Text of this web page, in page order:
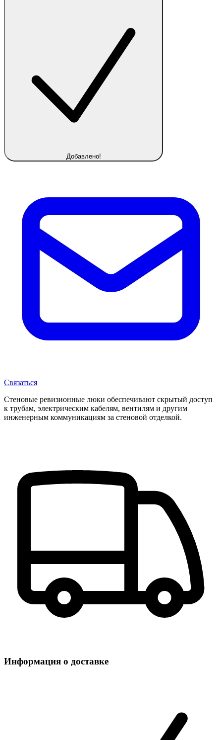
Добавлено!
Связаться
Стеновые ревизионные люки обеспечивают скрытый доступ
к трубам, электрическим кабелям, вентилям и другим
инженерным коммуникациям за стеновой отделкой.
Информация о доставке